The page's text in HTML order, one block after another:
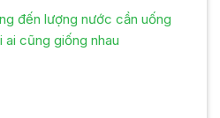
đến lượng nước cần uống
ai cũng giống nhau